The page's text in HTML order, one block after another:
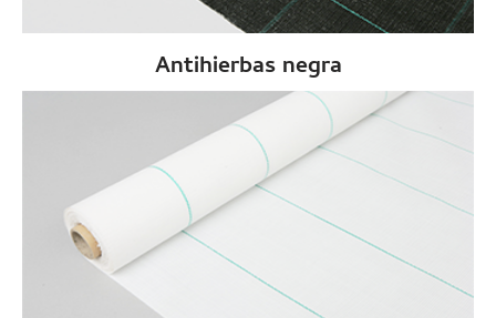
Antihierbas negra